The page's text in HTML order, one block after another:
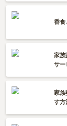
香食
家族
サー
家族
す方